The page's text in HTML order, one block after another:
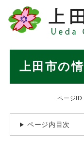
メ
上田市の
ページ
ページ内目次